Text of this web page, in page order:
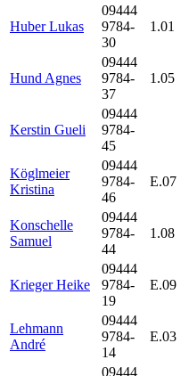
Huber Lukas
09444
9784-
30
1.01
Hund Agnes
09444
9784-
37
1.05
Kerstin Gueli
09444
9784-
45
Köglmeier
Kristina
09444
9784-
46
E.07
Konschelle
Samuel
09444
9784-
44
1.08
Krieger Heike
09444
9784-
19
E.09
Lehmann
André
09444
9784-
14
E.03
09444